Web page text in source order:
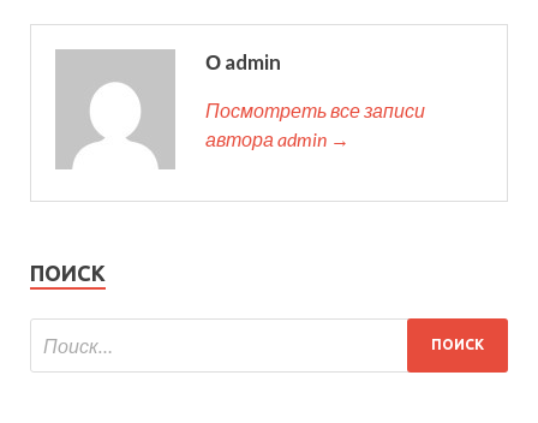
О admin
Посмотреть все записи
автора admin →
ПОИСК